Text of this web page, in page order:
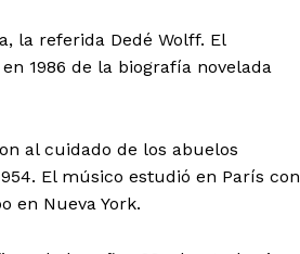
la referida Dedé Wolff. El
1986 de la biografía novelada
al cuidado de los abuelos
El músico estudió en París con
en Nueva York.